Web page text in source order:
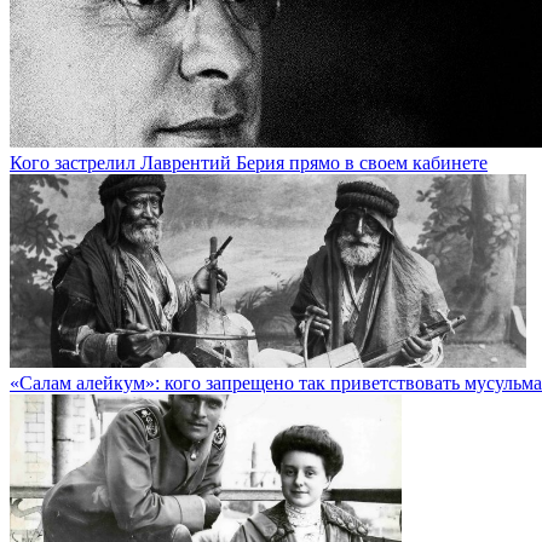
Кого застрелил Лаврентий Берия прямо в своем кабинете
«Салам алейкум»: кого запрещено так приветствовать